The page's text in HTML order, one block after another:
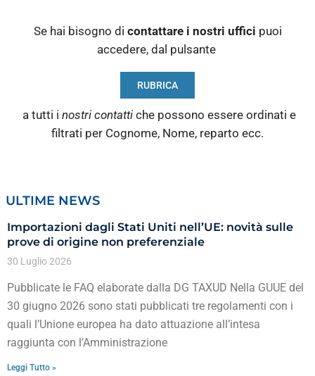
Se hai bisogno di contattare i nostri uffici puoi
accedere, dal pulsante
RUBRICA
a tutti i nostri contatti che possono essere ordinati e
filtrati per Cognome, Nome, reparto ecc.
ULTIME NEWS
Importazioni dagli Stati Uniti nell’UE: novità sulle
prove di origine non preferenziale
30 Luglio 2026
Pubblicate le FAQ elaborate dalla DG TAXUD Nella GUUE del
30 giugno 2026 sono stati pubblicati tre regolamenti con i
quali l’Unione europea ha dato attuazione all’intesa
raggiunta con l’Amministrazione
Leggi Tutto »